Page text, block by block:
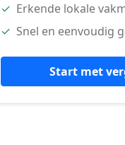
✓ Erkende lokale
✓ Snel en eenvoudig
Start met